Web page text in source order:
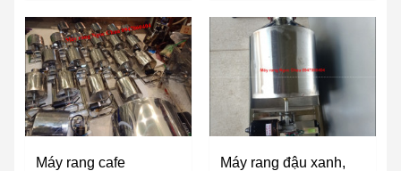
Máy rang cafe
Máy rang đậu xanh,